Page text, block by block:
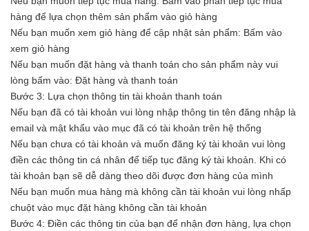
hàng để lựa chọn thêm sản phẩm vào giỏ hàng
Nếu bạn muốn xem giỏ hàng để cập nhật sản phẩm: Bấm vào
xem giỏ hàng
Nếu bạn muốn đặt hàng và thanh toán cho sản phẩm này vui
lòng bấm vào: Đặt hàng và thanh toán
Bước 3: Lựa chọn thông tin tài khoản thanh toán
Nếu bạn đã có tài khoản vui lòng nhập thông tin tên đăng nhập là
email và mật khẩu vào mục đã có tài khoản trên hệ thống
Nếu bạn chưa có tài khoản và muốn đăng ký tài khoản vui lòng
điền các thông tin cá nhân để tiếp tục đăng ký tài khoản. Khi có
tài khoản bạn sẽ dễ dàng theo dõi được đơn hàng của mình
Nếu bạn muốn mua hàng mà không cần tài khoản vui lòng nhấp
chuột vào mục đặt hàng không cần tài khoản
Bước 4: Điền các thông tin của bạn để nhận đơn hàng, lựa chọn